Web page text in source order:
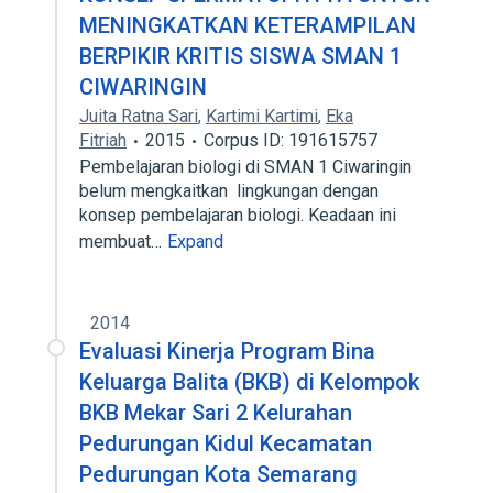
MENINGKATKAN KETERAMPILAN
BERPIKIR KRITIS SISWA SMAN 1
CIWARINGIN
Juita Ratna Sari, Kartimi Kartimi, Eka
Fitriah
2015
Corpus ID: 191615757
Pembelajaran biologi di SMAN 1 Ciwaringin
belum mengkaitkan lingkungan dengan
konsep pembelajaran biologi. Keadaan ini
membuat… Expand
2014
Evaluasi Kinerja Program Bina
Keluarga Balita (BKB) di Kelompok
BKB Mekar Sari 2 Kelurahan
Pedurungan Kidul Kecamatan
Pedurungan Kota Semarang